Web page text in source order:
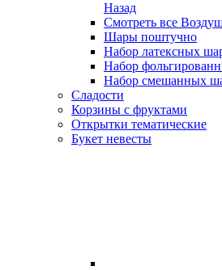
Назад
Смотреть все
Шары поштучно
Набор латексных
Набор
Набор смешанных
Сладости
Корзины с фруктами
Открытки тематические
Букет невесты